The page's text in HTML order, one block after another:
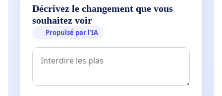
Décrivez le changement que vous
souhaitez voir
Propulsé par l’IA